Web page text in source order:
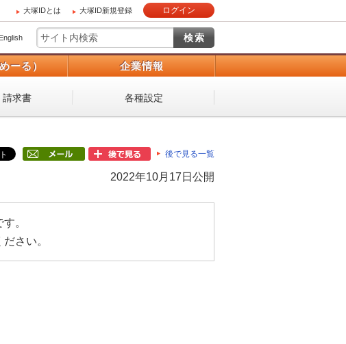
大塚IDとは 大塚ID新規登録 ログイン
English
ーる） 企業情報
請求書 各種設定
後で見る一覧
2022年10月17日公開
。
さい。